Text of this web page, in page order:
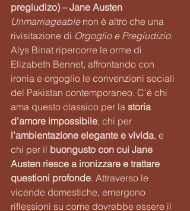
pregiudizo) – Jane Austen
Unmarriageable non è altro che una
rivisitazione di Orgoglio e Pregiudizio.
Alys Binat ripercorre le orme di
Elizabeth Bennet, affrontando con
ironia e orgoglio le convenzioni sociali
del Pakistan contemporaneo. C’è chi
ama questo classico per la storia
d’amore impossibile, chi per
l’ambientazione elegante e vivida, e
chi per il buongusto con cui Jane
Austen riesce a ironizzare e trattare
questioni profonde. Attraverso le
vicende domestiche, emergono
riflessioni su come dovrebbe essere il